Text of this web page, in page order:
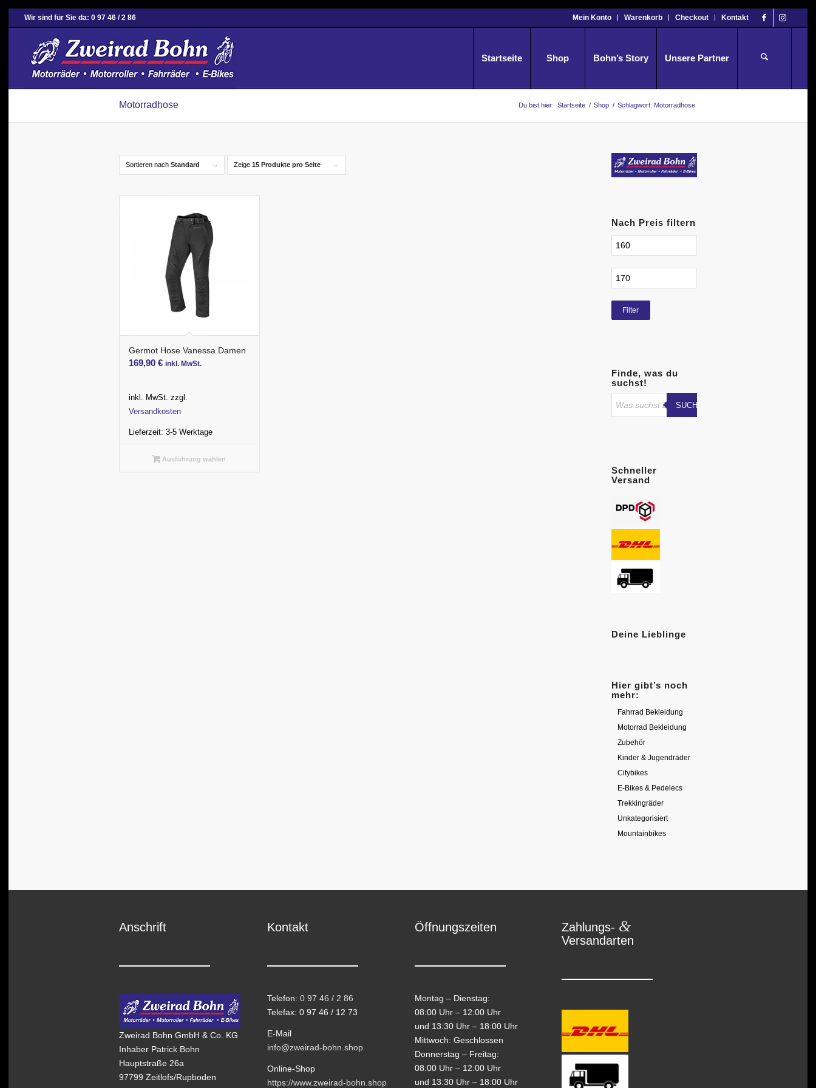
Mein Konto Warenkorb Checkout Kontakt
Wir sind für Sie da: 0 97 46 / 2 86
Startseite Shop Bohn’s Story Unsere Partner
Motorradhose Du bist hier: Startseite / Shop / Schlagwort: Motorradhose
Sortieren nach Standard Zeige 15 Produkte pro Seite
Germot Hose Vanessa Damen
169,90 € inkl. MwSt.
inkl. MwSt. zzgl.
Versandkosten
Lieferzeit: 3-5 Werktage
Ausführung wählen
Nach Preis filtern
Filter
Finde, was du
suchst!
SUCHE STARTEN
Schneller
Versand
Deine Lieblinge
Hier gibt’s noch
mehr:
Fahrrad Bekleidung
Motorrad Bekleidung
Zubehör
Kinder & Jugendräder
Citybikes
E-Bikes & Pedelecs
Trekkingräder
Unkategorisiert
Mountainbikes
Anschrift
Zweirad Bohn GmbH & Co. KG
Inhaber Patrick Bohn
Hauptstraße 26a
97799 Zeitlofs/Rupboden
Kontakt
Telefon: 0 97 46 / 2 86
Telefax: 0 97 46 / 12 73
E-Mail
info@zweirad-bohn.shop
Online-Shop
https://www.zweirad-bohn.shop
Öffnungszeiten
Montag – Dienstag:
08:00 Uhr – 12:00 Uhr
und 13:30 Uhr – 18:00 Uhr
Mittwoch: Geschlossen
Donnerstag – Freitag:
08:00 Uhr – 12:00 Uhr
und 13:30 Uhr – 18:00 Uhr
Zahlungs- &
Versandarten